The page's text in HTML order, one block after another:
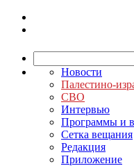
Новости
Палестино-
СВО
Интервью
Программы и
Сетка вещания
Редакция
Приложение